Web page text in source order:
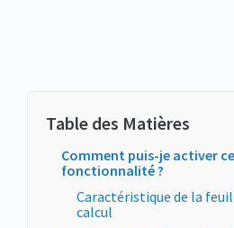
Comment puis-je activer
fonctionnalité ?
Caractéristique de la
calcul